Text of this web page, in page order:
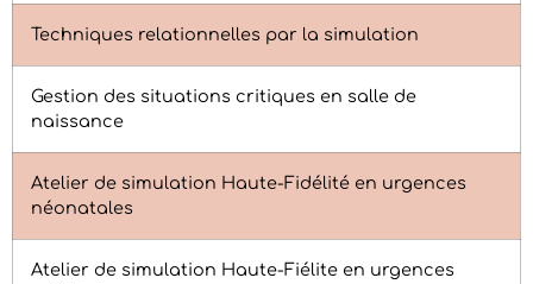
Techniques relationnelles par la simulation
Gestion des situations critiques en salle de
naissance
Atelier de simulation Haute-Fidélité en urgences
néonatales
Atelier de simulation Haute-Fiélite en urgences